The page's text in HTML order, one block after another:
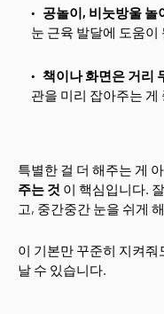
공놀이, 비눗방울 놀
눈 근육 발달에 도움이
책이나 화면은 거리
관을 미리 잡아주는 게
특별한 걸 더 해주는 게
주는 것 이 핵심입니다.
고, 중간중간 눈을 쉬게
이 기본만 꾸준히 지켜
날 수 있습니다.